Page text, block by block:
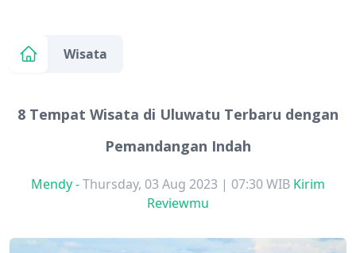
Wisata
8 Tempat Wisata di Uluwatu Terbaru dengan
Pemandangan Indah
Mendy-Thursday, 03 Aug 2023 | 07:30 WIB Kirim
Reviewmu